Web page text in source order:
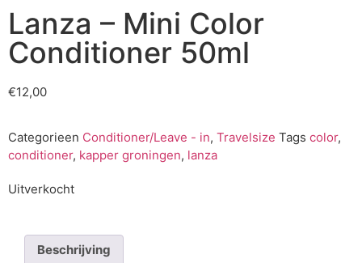
Lanza – Mini Color
Conditioner 50ml
€12,00
Categorieen Conditioner/Leave - in, Travelsize Tags color,
conditioner, kapper groningen, lanza
Uitverkocht
Beschrijving